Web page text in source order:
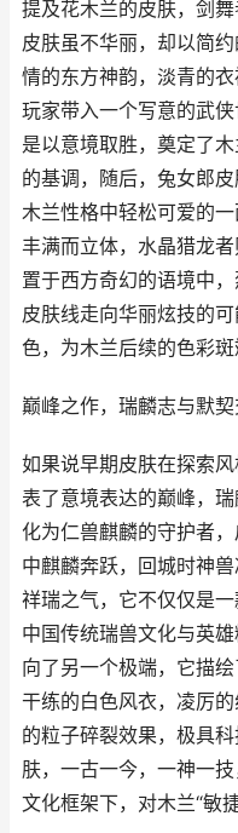
提及花木兰的皮肤，剑
皮肤虽不华丽，却以简
情的东方神韵，淡青的
玩家带入一个写意的武
是以意境取胜，奠定了
的基调，随后，兔女郎
木兰性格中轻松可爱的
丰满而立体，水晶猎龙
置于西方奇幻的语境中
皮肤线走向华丽炫技的
色，为木兰后续的色彩斑
巅峰之作，瑞麟志与默
如果说早期皮肤在探索
表了意境表达的巅峰，
化为仁兽麒麟的守护者
中麒麟奔跃，回城时神
祥瑞之气，它不仅仅是
中国传统瑞兽文化与英
向了另一个极端，它描
干练的白色风衣，凌厉
的粒子碎裂效果，极具
肤，一古一今，一神一
文化框架下，对木兰“敏